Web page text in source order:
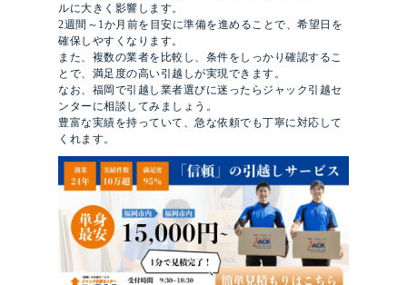
ルに大きく影響します。
2週間～1か月前を目安に準備を進めることで、希望日を
確保しやすくなります。
また、複数の業者を比較し、条件をしっかり確認するこ
とで、満足度の高い引越しが実現できます。
なお、福岡で引越し業者選びに迷ったらジャック引越セ
ンターに相談してみましょう。
豊富な実績を持っていて、急な依頼でも丁寧に対応して
くれます。